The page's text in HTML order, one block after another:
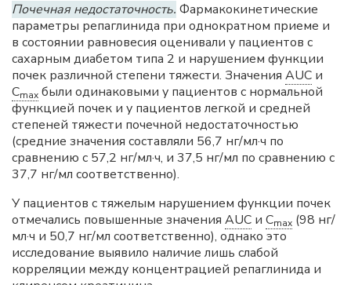
Почечная недостаточность. Фармакокинетические
параметры репаглинида при однократном приеме и
в состоянии равновесия оценивали у пациентов с
сахарным диабетом типа 2 и нарушением функции
почек различной степени тяжести. Значения AUC и
Cmax были одинаковыми у пациентов с нормальной
функцией почек и у пациентов легкой и средней
степеней тяжести почечной недостаточностью
(средние значения составляли 56,7 нг/мл·ч по
сравнению с 57,2 нг/мл·ч, и 37,5 нг/мл по сравнению с
37,7 нг/мл соответственно).
У пациентов с тяжелым нарушением функции почек
отмечались повышенные значения AUC и Cmax (98 нг/
мл·ч и 50,7 нг/мл соответственно), однако это
исследование выявило наличие лишь слабой
корреляции между концентрацией репаглинида и